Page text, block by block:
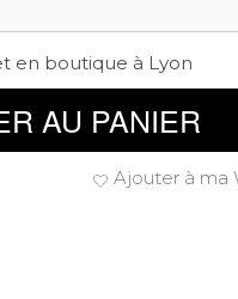
en boutique à Lyon
AU PANIER
Ajouter à ma